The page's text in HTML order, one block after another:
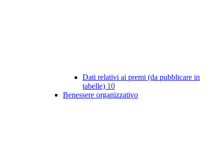
Dati relativi ai premi (da pubblicare in
tabelle) 10
Benessere organizzativo